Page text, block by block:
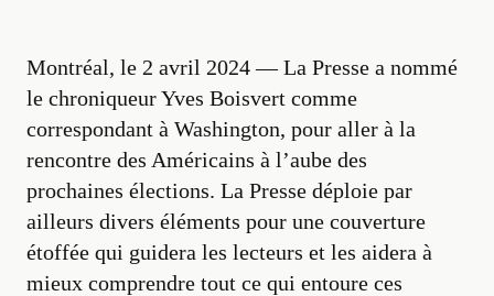
Montréal, le 2 avril 2024 — La Presse a nommé
le chroniqueur Yves Boisvert comme
correspondant à Washington, pour aller à la
rencontre des Américains à l’aube des
prochaines élections. La Presse déploie par
ailleurs divers éléments pour une couverture
étoffée qui guidera les lecteurs et les aidera à
mieux comprendre tout ce qui entoure ces